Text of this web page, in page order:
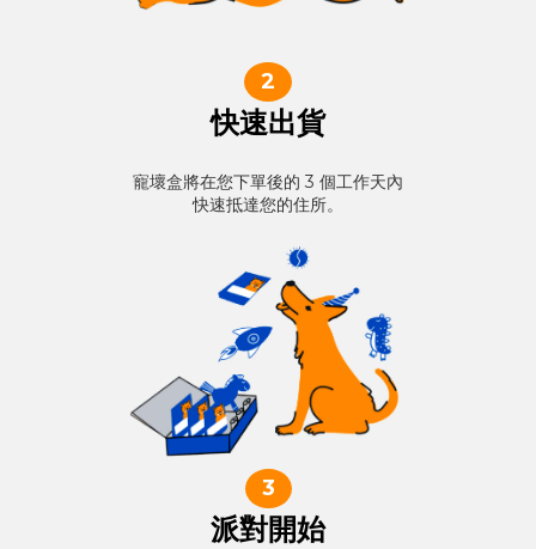
2
快速出貨
寵壞盒將在您下單後的 3 個工作天內
快速抵達您的住所。
3
派對開始